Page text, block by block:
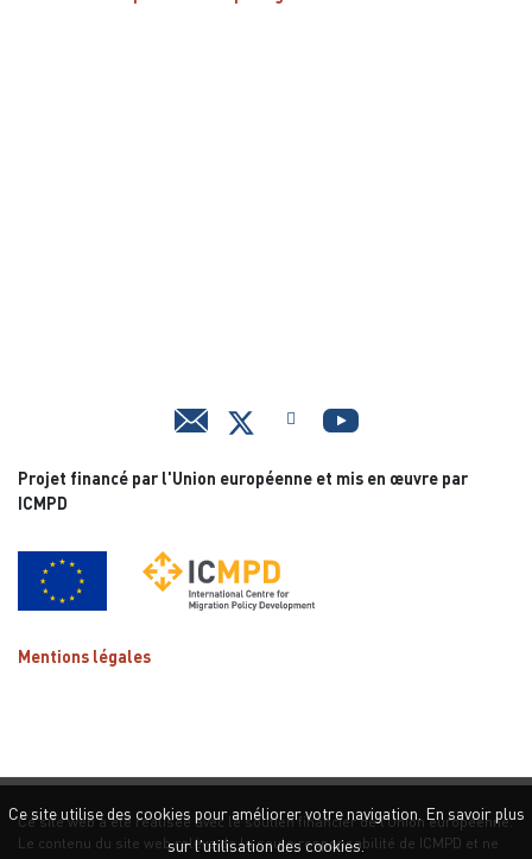
Projet financé par l'Union européenne et mis en œuvre par
ICMPD
Mentions légales
Ce site web a été réalisée avec le soutien financier de l’Union européenne.
Le contenu du site web relève de la seule responsabilité de ICMPD et ne
Ce site utilise des cookies pour améliorer votre navigation. En savoir plus
sur l'utilisation des cookies.